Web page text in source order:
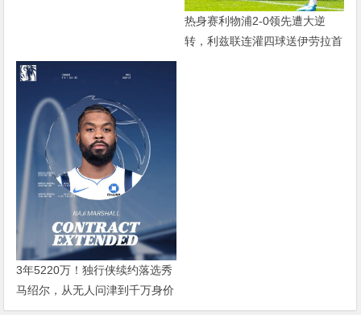
热身赛利物浦2-0领先遭大逆
转，利兹联连灌四球送伊劳拉首
3年5220万！独行侠续约落选秀
马绍尔，从无人问津到千万身价